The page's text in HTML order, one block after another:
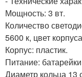
Мощность: 3 вт.
Количество
5600 к, цвет
Корпус: пластик.
Питание:
Диаметр кольца 13